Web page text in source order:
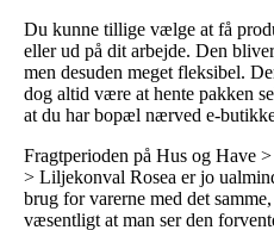
Du kunne tillige vælge at få
eller ud på dit arbejde. Den
men desuden meget fleksibel.
dog altid være at hente pakken
at du har bopæl nærved e-
Fragtperioden på Hus og Have
> Liljekonval Rosea er jo
brug for varerne med det
væsentligt at man ser den